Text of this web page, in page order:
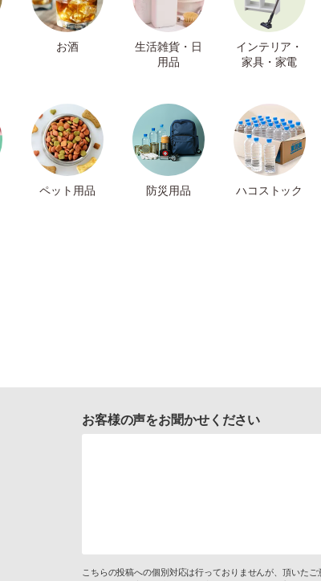
お酒
生活雑貨・日
用品
インテリア・
家具・家電
ペット用品 防災用品 ハコストック
お客様の声をお聞かせください
こちらの投稿への個別対応は行っておりませんが、頂いた